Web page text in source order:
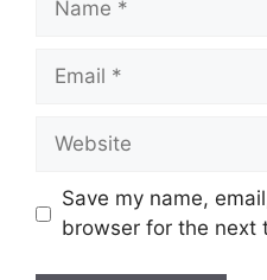
Save my name,
browser for the next